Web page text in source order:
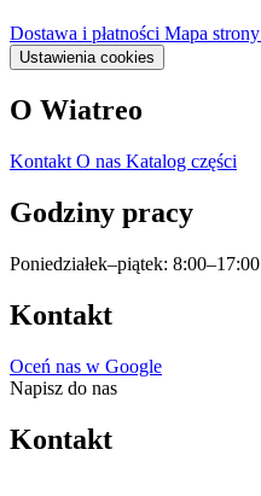
Dostawa i płatności Mapa strony
Ustawienia cookies
O Wiatreo
Kontakt O nas Katalog części
Godziny pracy
Poniedziałek–piątek: 8:00–17:00
Kontakt
Oceń nas w Google
Napisz do nas
Kontakt